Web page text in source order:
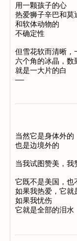
用一颗孩子的心
热爱狮子辛巴和莫
和软体动物的
不确定性
但雪花软而清晰，
六个角的冰晶，数
就是一大片的白
当然它是身体外的
也是边境外的
当我试图赞美，
它既不是美国，也
如果我热爱，它就
如果我忧伤